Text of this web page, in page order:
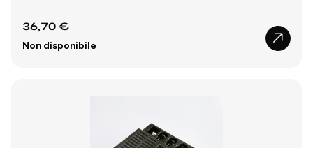
36,70 €
Non disponibile